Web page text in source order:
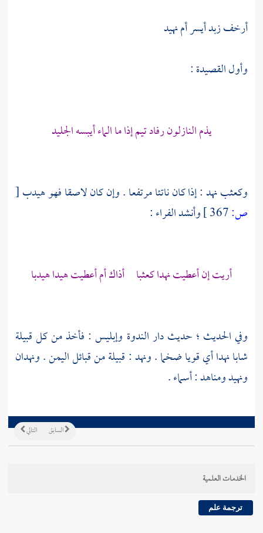
أرخف زبد أيسر أم نهيد
وأول القصيدة :
يذم النازلون رفادتيمإذا ما الماء أيبسه الجليد
وكعثب نهد : إذا كان ناتئا مرتفعا . وإن كان لاصقا فهو هيدب[
ص:
وأنشدالفراء:
أريت إن أعطيت نهدا كعثبا أذاك أم أعطيت هيدا هيدبا
وفي الحديث ؛ حديث دار الندوة وإبليس : فأخذ من كل قبيلة
شابا نهدا أي قويا ضخما . ونهد : قبيلة من قبائلاليمن. ونهدان
ونهيد ومناهد : أسماء .
التالي السابق
الخدمات العلمية
ترجمة علم